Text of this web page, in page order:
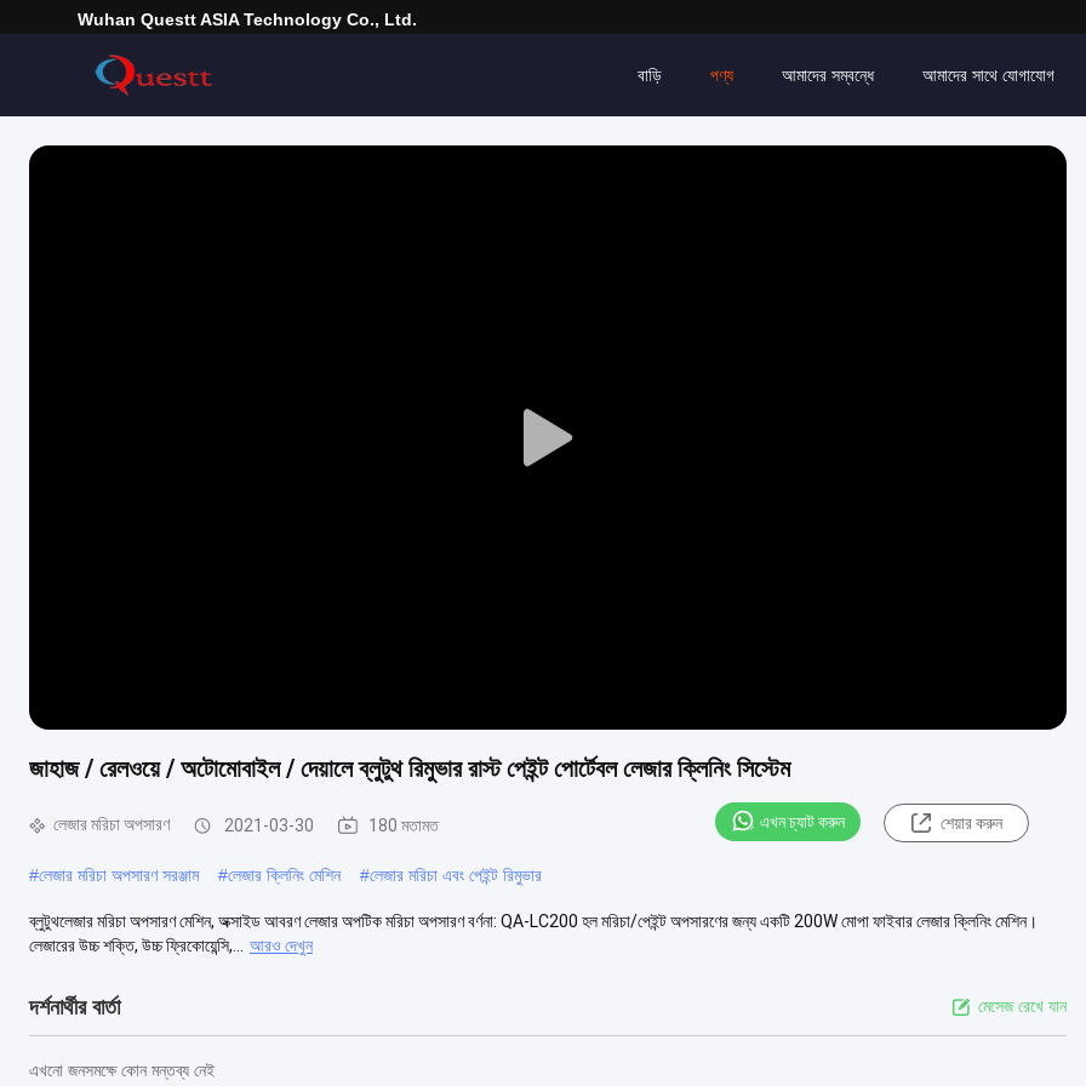
Wuhan Questt ASIA Technology Co., Ltd.
বাড়ি পণ্য আমাদের সম্বন্ধে আমাদের সাথে যোগাযোগ
Play
জাহাজ / রেলওয়ে / অটোমোবাইল / দেয়ালে ব্লুটুথ রিমুভার রাস্ট পেইন্ট পোর্টেবল লেজার ক্লিনিং সিস্টেম
লেজার মরিচা অপসারণ 2021-03-30 180 মতামত এখন চ্যাট করুন শেয়ার করুন
#লেজার মরিচা অপসারণ সরঞ্জাম #লেজার ক্লিনিং মেশিন #লেজার মরিচা এবং পেইন্ট রিমুভার
ব্লুটুথলেজার মরিচা অপসারণ মেশিন, অক্সাইড আবরণ লেজার অপটিক মরিচা অপসারণ বর্ণনা: QA-LC200 হল মরিচা/পেইন্ট অপসারণের জন্য একটি 200W মোপা ফাইবার লেজার ক্লিনিং মেশিন।
লেজারের উচ্চ শক্তি, উচ্চ ফ্রিকোয়েন্সি,...
আরও দেখুন
দর্শনার্থীর বার্তা মেসেজ রেখে যান
এখনো জনসমক্ষে কোন মন্তব্য নেই